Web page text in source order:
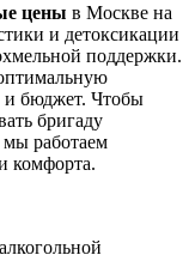
цены в Москве на
и детоксикации
поддержки.
и бюджет. Чтобы
бригаду
работаем
комфорта.